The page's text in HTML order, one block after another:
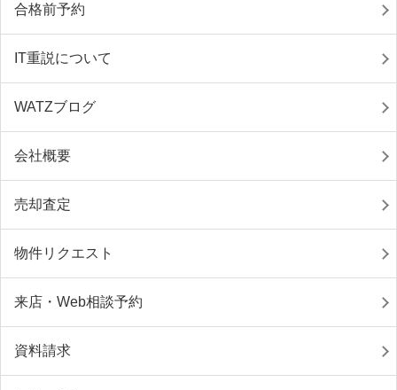
合格前予約
IT重説について
WATZブログ
会社概要
売却査定
物件リクエスト
来店・Web相談予約
資料請求